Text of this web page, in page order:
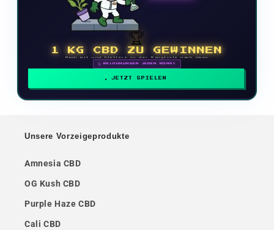
🏆
1 KG CBD ZU GEWINNEN
Mach mit und klettere in der Rangliste nach oben
🗓 BELOHNUNGEN JEDEN MONAT
JETZT SPIELEN
Unsere Vorzeigeprodukte
Amnesia CBD
OG Kush CBD
Purple Haze CBD
Cali CBD